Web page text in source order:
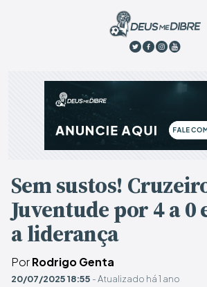
Sem sustos!
Juventude por 4 a 0
a liderança
PorRodrigo Genta
20/07/2025 18:55 - Atualizado há 1 ano